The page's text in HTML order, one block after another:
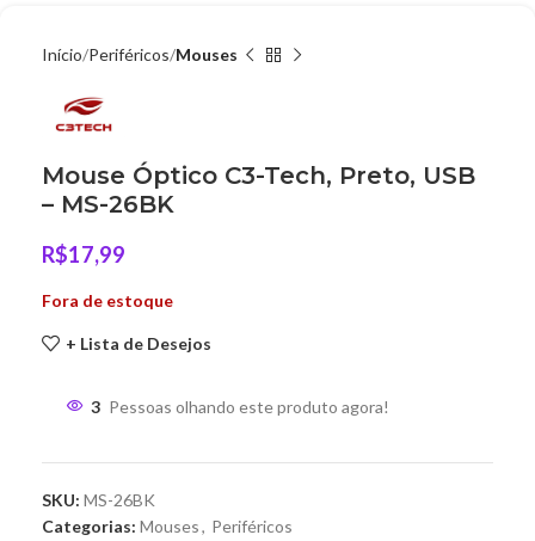
Início Periféricos Mouses
Mouse Óptico C3-Tech, Preto, USB
– MS-26BK
R$17,99
Fora de estoque
+ Lista de Desejos
3 Pessoas olhando este produto agora!
SKU: MS-26BK
Categorias: Mouses, Periféricos